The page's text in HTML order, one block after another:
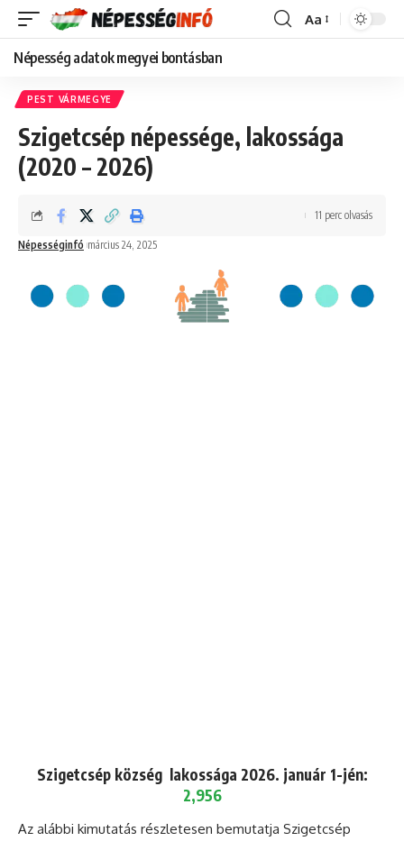
Font
Aa
Népesség adatok megyei bontásban
PEST VÁRMEGYE
Szigetcsép népessége, lakossága
(2020 – 2026)
Népességinfó március 24, 2025
11 perc olvasás
Szigetcsép község lakossága 2026. január 1-jén:
2,956
Az alábbi kimutatás részletesen bemutatja Szigetcsép